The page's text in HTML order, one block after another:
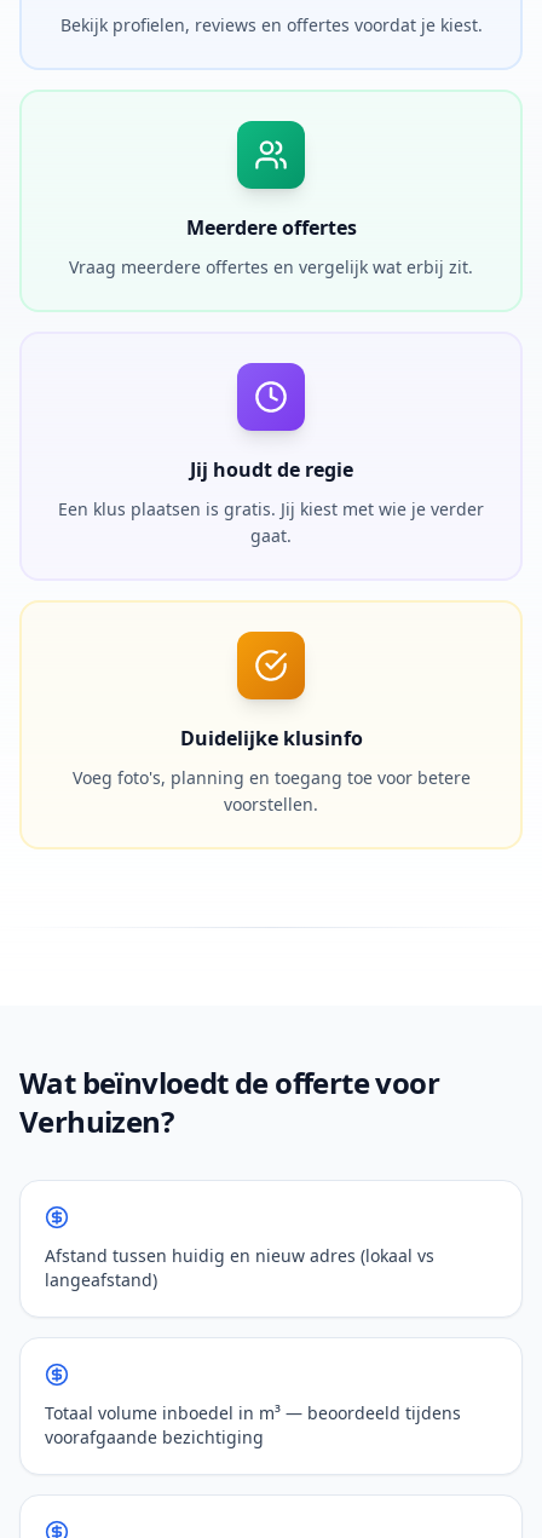
Bekijk profielen, reviews en offertes voordat je kiest.
Meerdere offertes
Vraag meerdere offertes en vergelijk wat erbij zit.
Jij houdt de regie
Een klus plaatsen is gratis. Jij kiest met wie je verder
gaat.
Duidelijke klusinfo
Voeg foto's, planning en toegang toe voor betere
voorstellen.
Wat beïnvloedt de offerte voor
Verhuizen?
Afstand tussen huidig en nieuw adres (lokaal vs
langeafstand)
Totaal volume inboedel in m³ — beoordeeld tijdens
voorafgaande bezichtiging